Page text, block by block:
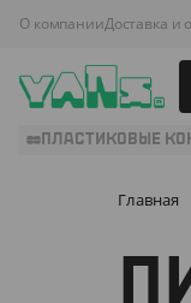
О компанииДоставка и
ПЛАСТИКОВЫЕ
Главная